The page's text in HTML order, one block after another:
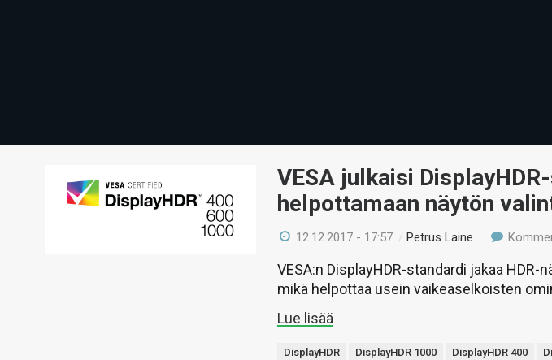
VESA julkaisi
helpottamaan näytön
12.12.2017 - 17:57 /Petrus Laine
VESA:n DisplayHDR-standardi jakaa HDR-
mikä helpottaa usein vaikeaselkoisten
Lue lisää
DisplayHDR DisplayHDR 1000 DisplayHDR 400